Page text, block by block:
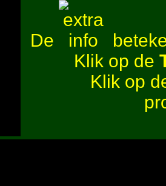
De
Klik op de
Klik op